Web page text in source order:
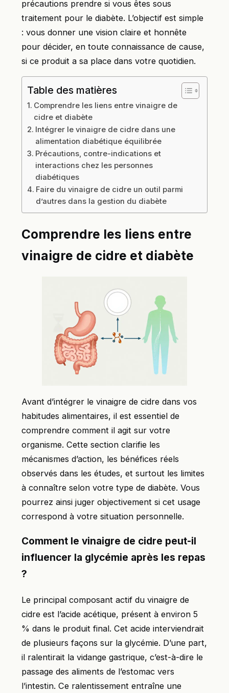
précautions prendre si vous êtes sous
traitement pour le diabète. L’objectif est simple
: vous donner une vision claire et honnête
pour décider, en toute connaissance de cause,
si ce produit a sa place dans votre quotidien.
Table des matières
Comprendre les liens entre vinaigre de
cidre et diabète
Intégrer le vinaigre de cidre dans une
alimentation diabétique équilibrée
Précautions, contre-indications et
interactions chez les personnes
diabétiques
Faire du vinaigre de cidre un outil parmi
d’autres dans la gestion du diabète
Comprendre les liens entre
vinaigre de cidre et diabète
Avant d’intégrer le vinaigre de cidre dans vos
habitudes alimentaires, il est essentiel de
comprendre comment il agit sur votre
organisme. Cette section clarifie les
mécanismes d’action, les bénéfices réels
observés dans les études, et surtout les limites
à connaître selon votre type de diabète. Vous
pourrez ainsi juger objectivement si cet usage
correspond à votre situation personnelle.
Comment le vinaigre de cidre peut-il
influencer la glycémie après les repas
?
Le principal composant actif du vinaigre de
cidre est l’acide acétique, présent à environ 5
% dans le produit final. Cet acide interviendrait
de plusieurs façons sur la glycémie. D’une part,
il ralentirait la vidange gastrique, c’est-à-dire le
passage des aliments de l’estomac vers
l’intestin. Ce ralentissement entraîne une